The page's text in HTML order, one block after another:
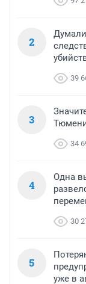
2
39
3
34
4
Одна
30
5
уже в